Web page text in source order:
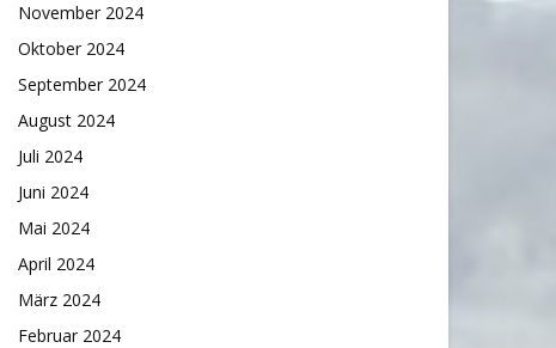
November 2024
Oktober 2024
September 2024
August 2024
Juli 2024
Juni 2024
Mai 2024
April 2024
März 2024
Februar 2024